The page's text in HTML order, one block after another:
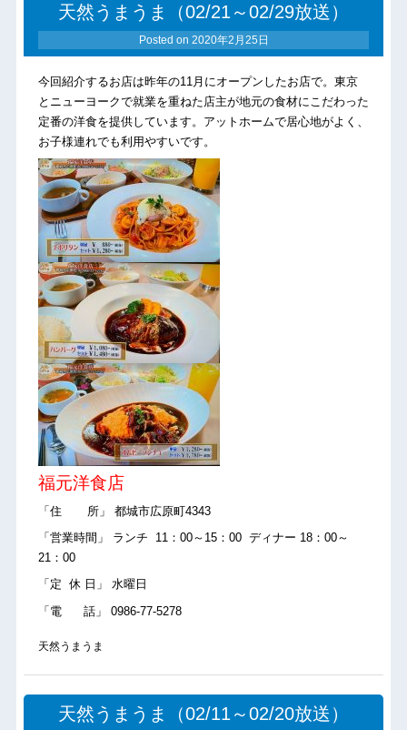
天然うまうま（02/21～02/29放送）
Posted on 2020年2月25日
今回紹介するお店は昨年の11月にオープンしたお店で。東京
とニューヨークで就業を重ねた店主が地元の食材にこだわった
定番の洋食を提供しています。アットホームで居心地がよく、
お子様連れでも利用やすいです。
福元洋食店
「住 所」 都城市広原町4343
「営業時間」 ランチ 11：00～15：00 ディナー 18：00～
21：00
「定 休 日」 水曜日
「電 話」 0986-77-5278
天然うまうま
天然うまうま（02/11～02/20放送）